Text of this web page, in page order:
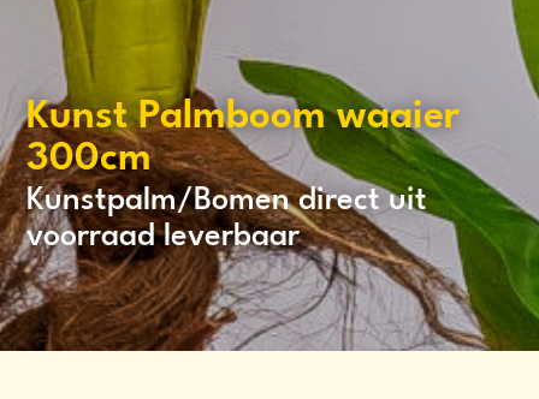
Kunst Palmboom waaier
300cm
Kunstpalm/Bomen direct uit
voorraad leverbaar